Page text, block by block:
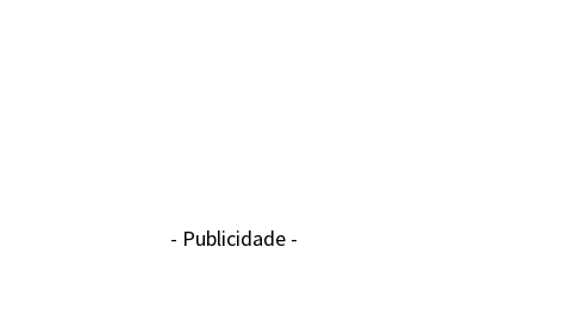
- Publicidade -